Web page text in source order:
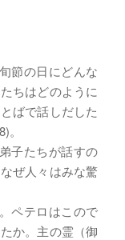
節の日にどんな
ちはどのように
ばで話しだした
子たちが話すの
ぜ人々はみな驚
ペテロはこので
か。主の霊（御